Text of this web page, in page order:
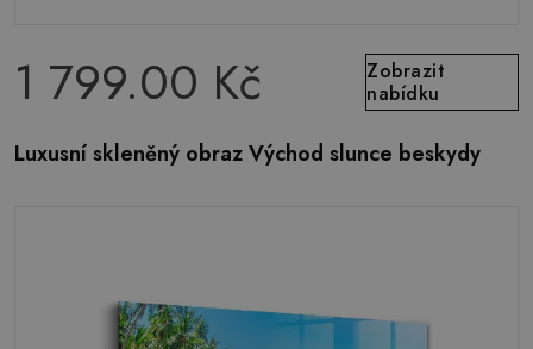
1 799.00 Kč
Zobrazit
nabídku
Luxusní skleněný obraz Východ slunce beskydy